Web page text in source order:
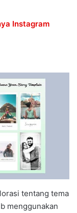
Instagram
tentang tema
menggunakan